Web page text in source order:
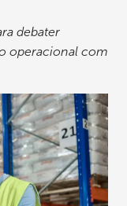
debater
operacional com